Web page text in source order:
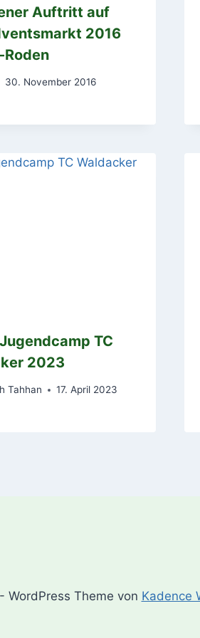
Auftritt auf
2016
Roden
30. November 2016
TC
2023
Tahhan 17. April 2023
Theme von Kadence